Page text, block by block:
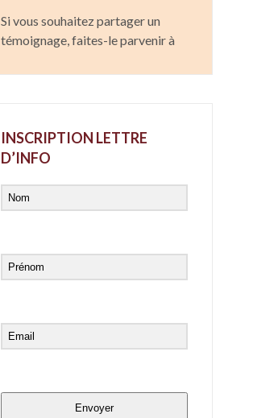
Si vous souhaitez partager un
témoignage, faites-le parvenir à
INSCRIPTION LETTRE
D’INFO
Envoyer